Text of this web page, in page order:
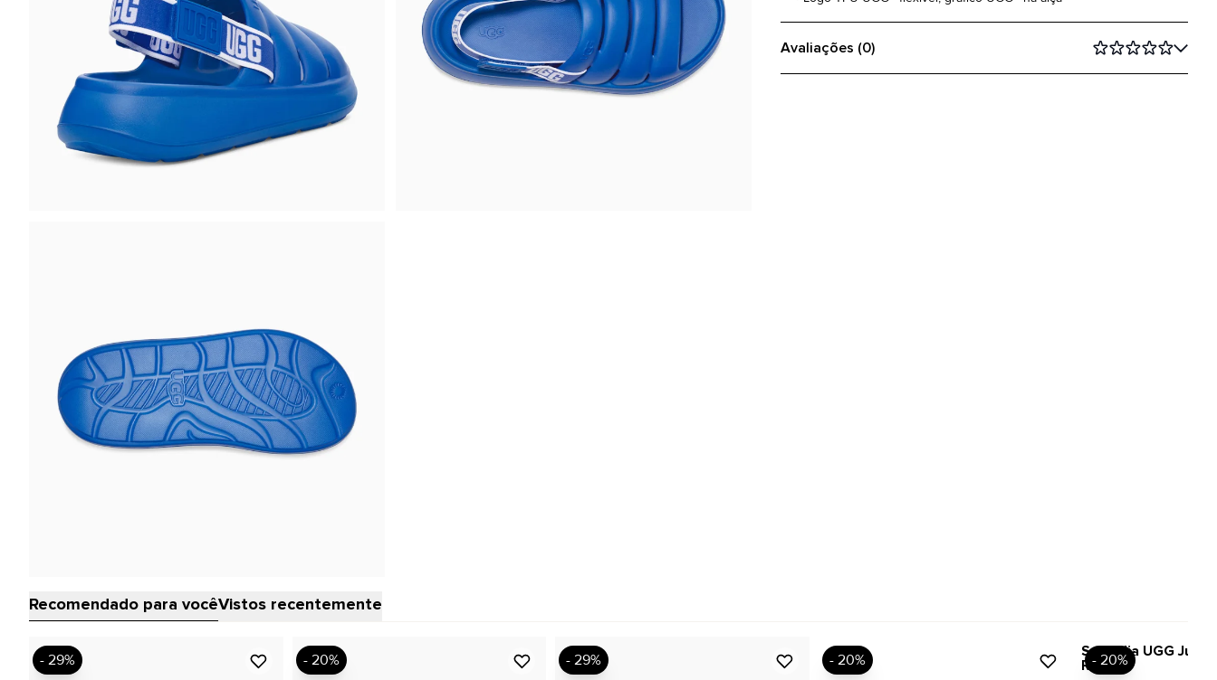
Avaliações (0)
Recomendado para vocêVistos recentemente
- 29% - 20% - 29% - 20%
Sandália UGG
Rosa
- 20%